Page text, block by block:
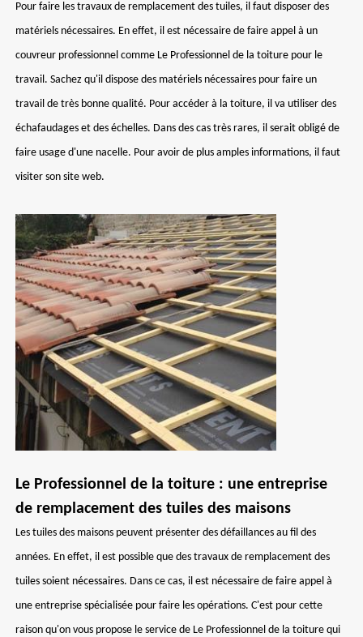
Pour faire les travaux de remplacement des tuiles, il faut disposer des
matériels nécessaires. En effet, il est nécessaire de faire appel à un
couvreur professionnel comme Le Professionnel de la toiture pour le
travail. Sachez qu'il dispose des matériels nécessaires pour faire un
travail de très bonne qualité. Pour accéder à la toiture, il va utiliser des
échafaudages et des échelles. Dans des cas très rares, il serait obligé de
faire usage d'une nacelle. Pour avoir de plus amples informations, il faut
visiter son site web.
Le Professionnel de la toiture : une entreprise
de remplacement des tuiles des maisons
Les tuiles des maisons peuvent présenter des défaillances au fil des
années. En effet, il est possible que des travaux de remplacement des
tuiles soient nécessaires. Dans ce cas, il est nécessaire de faire appel à
une entreprise spécialisée pour faire les opérations. C'est pour cette
raison qu'on vous propose le service de Le Professionnel de la toiture qui